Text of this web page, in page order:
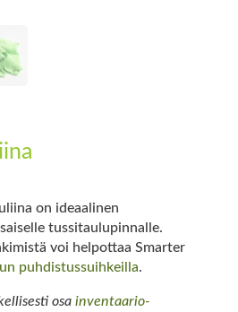
on ideaalinen
tussitaulupinnalle.
voi helpottaa Smarter
puhdistussuihkeilla.
osa inventaario-